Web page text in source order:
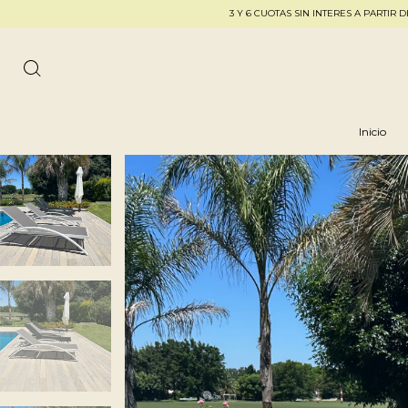
3 Y 6 CUOTAS SIN INTERES A PARTIR DE $250.000
Inicio